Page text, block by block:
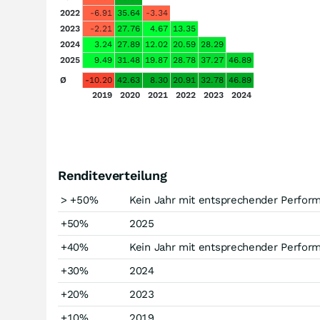
2022
-6.91 35.64
-3.34
2023
-2.21 27.76 4.67 13.35
2024
3.24 27.89 12.02 20.59 28.29
2025
9.49 31.48 19.87 28.78 37.27 46.89
Ø
-10.20 42.63 8.30 20.91 32.78 46.89
2019
2020 2021 2022 2023 2024
Renditeverteilung
> +50%
Kein Jahr mit entsprechender
+50%
2025
+40%
Kein Jahr mit entsprechender
+30%
2024
+20%
2023